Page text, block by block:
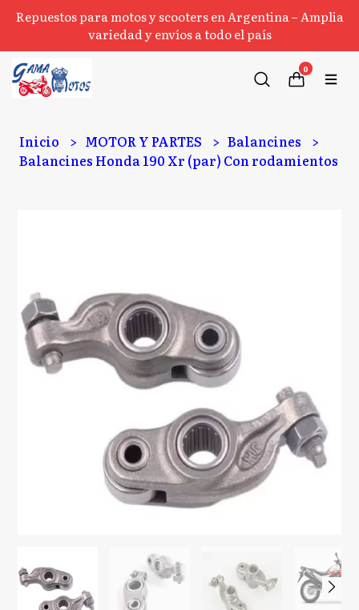
Repuestos para motos y scooters en Argentina – Amplia
variedad y envíos a todo el país
0
Inicio MOTOR Y PARTES
Balancines
Balancines Honda 190 Xr (par) Con rodamientos